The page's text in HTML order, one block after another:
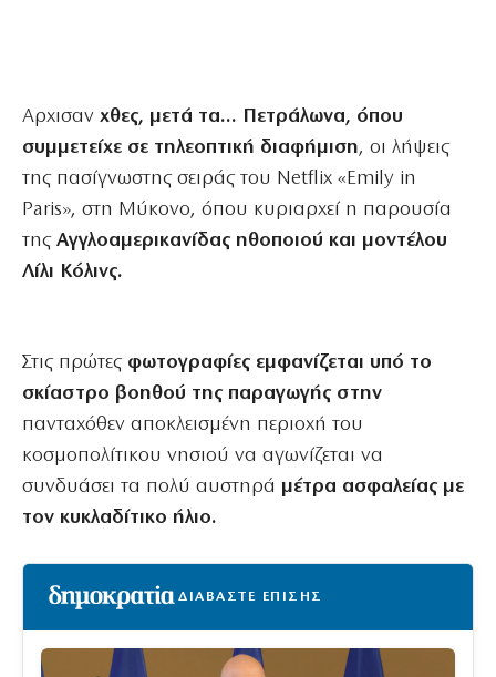
Αρχισαν χθες, μετά τα… Πετράλωνα, όπου
συμμετείχε σε τηλεοπτική διαφήμιση, οι λήψεις
της πασίγνωστης σειράς του Netflix «Emily in
Paris», στη Μύκονο, όπου κυριαρχεί η παρουσία
της Αγγλοαμερικανίδας ηθοποιού και μοντέλου
Λίλι Κόλινς.
Στις πρώτες φωτογραφίες εμφανίζεται υπό το
σκίαστρο βοηθού της παραγωγής στην
πανταχόθεν αποκλεισμένη περιοχή του
κοσμοπολίτικου νησιού να αγωνίζεται να
συνδυάσει τα πολύ αυστηρά μέτρα ασφαλείας με
τον κυκλαδίτικο ήλιο.
ΔΙΑΒΑΣΤΕ ΕΠΙΣΗΣ